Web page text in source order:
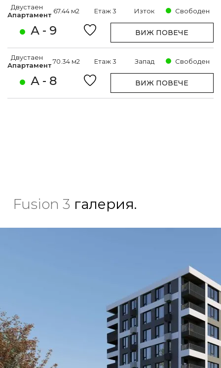
А - 9
Двустаен
Апартамент 67.44 м2 Етаж 3 Изток Свободен
ВИЖ ПОВЕЧЕ
А - 8
Двустаен
Апартамент70.34 м2 Етаж 3 Запад Свободен
ВИЖ ПОВЕЧЕ
Fusion 3 галерия.